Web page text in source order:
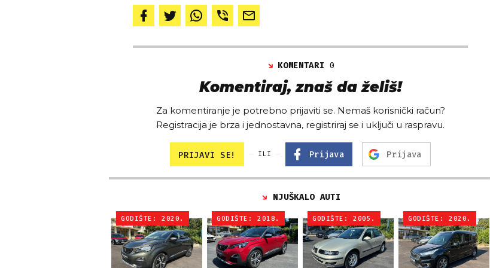
KOMENTARI0
Komentiraj, znaš da želiš!
Za komentiranje je potrebno prijaviti se. Nemaš korisnički račun?
Registracija je brza i jednostavna, registriraj se i uključi u raspravu.
PRIJAVI SE! ILI Prijava Prijava
NJUŠKALO AUTI
GODIŠTE: 2020. GODIŠTE: 2020.
GODIŠTE: 2018. GODIŠTE: 2005.